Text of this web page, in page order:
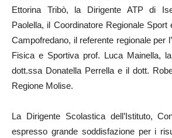
Ettorina Tribò, la Dirigente ATP di
Paolella, il Coordinatore Regionale Sport
Campofredano, il referente regionale per
Fisica e Sportiva prof. Luca Mainella,
dott.ssa Donatella Perrella e il dott.
Regione Molise.
La Dirigente Scolastica dell’Istituto,
espresso grande soddisfazione per i